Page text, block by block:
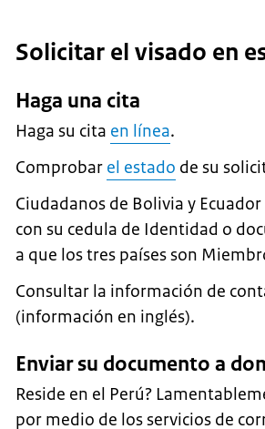
Solicitar el visado en
Haga una cita
Haga su cita en línea.
Comprobar el estado de su
Ciudadanos de Bolivia y
con su cedula de Identidad o
a que los tres países son
Consultar la información de
(información en inglés).
Enviar su documento a
Reside en el Perú?
por medio de los servicios de